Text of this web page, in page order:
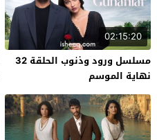
02:15:20
مسلسل ورود وذنوب الحلقة 32
نهاية الموسم